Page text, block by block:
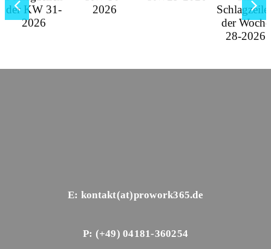
E: kontakt(at)prowork365.de
P: (+49) 04181-360254